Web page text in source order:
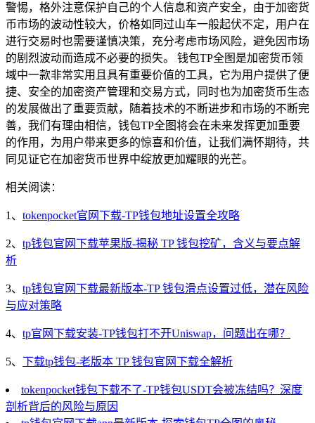
警惕，格外注意保护自己的个人信息和资产安全，由于加密货
币市场的波动性较大，价格如同过山车一般起伏不定，用户在
进行交易时也需要谨慎决策，充分考虑市场风险，避免因市场
的剧烈波动而造成不必要的损失。 钱包TP全图是加密货币领
域中一款非常实用且具有重要价值的工具，它为用户提供了便
捷、安全的加密资产管理和交易方式，同时也为加密货币生态
的发展做出了重要贡献，随着技术的不断进步和市场的不断完
善，我们有理由相信，钱包TP全图将会在未来发挥更加重要
的作用，为用户带来更多的惊喜和价值，让我们满怀期待，共
同见证它在加密货币世界中绽放更加耀眼的光芒。
相关阅读：
1、 tokenpocket官网下载-TP钱包地址设置全攻略
2、 tp钱包官网下载苹果版-揭秘 TP 钱包挖矿，含义与要点解
析
3、 tp钱包官网下载最新版本-TP 钱包滑点设置过低，潜在风险
与应对策略
4、 tp官网下载安装-TP钱包打不开Uniswap，问题出在哪？
5、 下载tp钱包-老版本 TP 钱包官网下载全解析
tokenpocket钱包下载不了-TP钱包USDT会被冻结吗？深度
剖析背后的风险与原因